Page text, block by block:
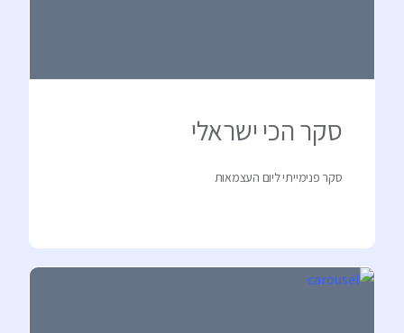
סקר הכי ישראלי
סקר פנימייתי ליום העצמאות